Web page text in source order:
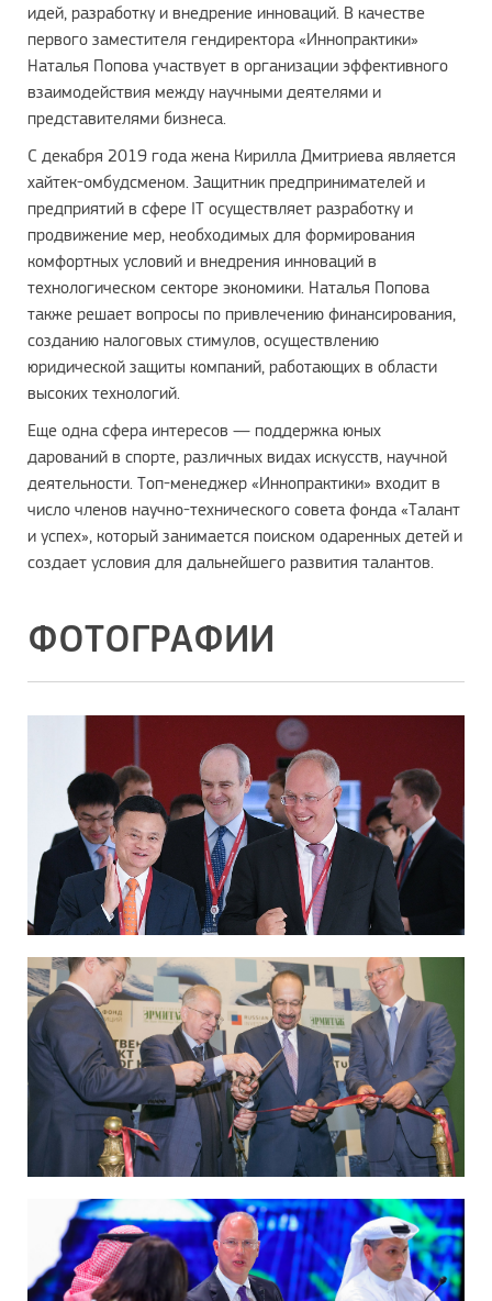
идей, разработку и внедрение инноваций. В качестве
первого заместителя гендиректора «Иннопрактики»
Наталья Попова участвует в организации эффективного
взаимодействия между научными деятелями и
представителями бизнеса.
С декабря 2019 года жена Кирилла Дмитриева является
хайтек-омбудсменом. Защитник предпринимателей и
предприятий в сфере IT осуществляет разработку и
продвижение мер, необходимых для формирования
комфортных условий и внедрения инноваций в
технологическом секторе экономики. Наталья Попова
также решает вопросы по привлечению финансирования,
созданию налоговых стимулов, осуществлению
юридической защиты компаний, работающих в области
высоких технологий.
Еще одна сфера интересов — поддержка юных
дарований в спорте, различных видах искусств, научной
деятельности. Топ-менеджер «Иннопрактики» входит в
число членов научно-технического совета фонда «Талант
и успех», который занимается поиском одаренных детей и
создает условия для дальнейшего развития талантов.
ФОТОГРАФИИ